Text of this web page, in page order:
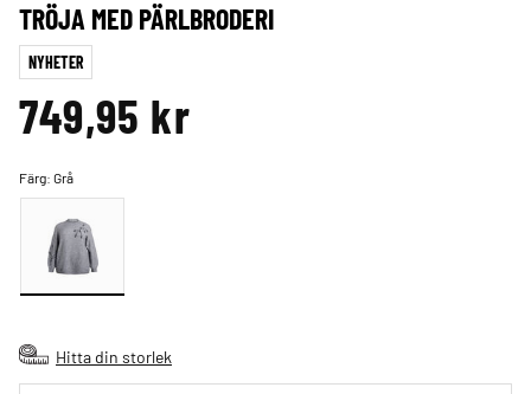
TRÖJA MED PÄRLBRODERI
NYHETER
749,95 kr
Färg:Grå
Hitta din storlek